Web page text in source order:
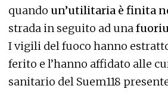
quando un’utilitaria è finita
strada in seguito ad una
I vigili del fuoco hanno
ferito e l’hanno affidato alle
sanitario del Suem118